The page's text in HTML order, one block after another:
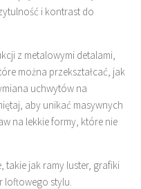
i kontrast do
z metalowymi detalami,
można przekształcać, jak
uchwytów na
aby unikać masywnych
na lekkie formy, które nie
takie jak ramy luster, grafiki
loftowego stylu.